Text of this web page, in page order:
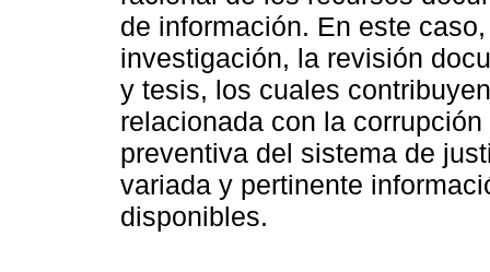
de información. En este
investigación, la revisión
y tesis, los cuales
relacionada con la
preventiva del sistema de
variada y pertinente
disponibles.